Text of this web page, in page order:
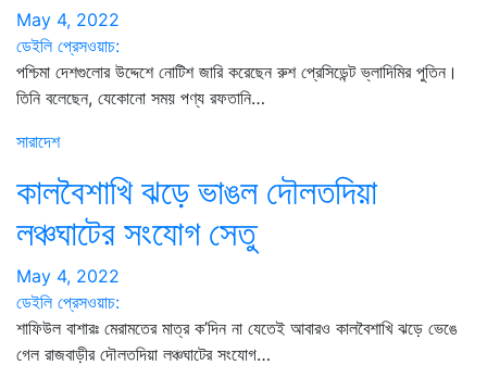
May 4, 2022
ডেইলি প্রেসওয়াচ:
পশ্চিমা দেশগুলোর উদ্দেশে নোটিশ জারি করেছেন রুশ প্রেসিডেন্ট ভ্লাদিমির পুতিন।
তিনি বলেছেন, যেকোনো সময় পণ্য রফতানি…
সারাদেশ
কালবৈশাখি ঝড়ে ভাঙল দৌলতদিয়া
লঞ্চঘাটের সংযোগ সেতু
May 4, 2022
ডেইলি প্রেসওয়াচ:
শাফিউল বাশারঃ মেরামতের মাত্র ক’দিন না যেতেই আবারও কালবৈশাখি ঝড়ে ভেঙে
গেল রাজবাড়ীর দৌলতদিয়া লঞ্চঘাটের সংযোগ…